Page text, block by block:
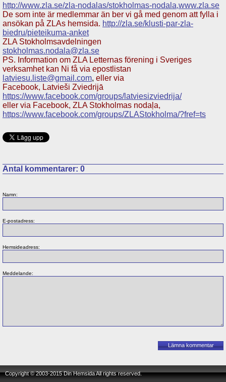
http://www.zla.se/zla-nodalas/stokholmas-nodala,www.zla.se
De som inte är medlemmar än ber vi gå med genom att fylla i
ansökan på ZLAs hemsida. http://zla.se/klusti-par-zla-
biedru/pieteikuma-anket
ZLA Stokholmsavdelningen
stokholmas.nodala@zla.se
PS. Information om ZLA Letternas förening i Sveriges
verksamhet kan Ni få via epostlistan
latviesu.liste@gmail.com, eller via
Facebook, Latvieši Zviedrijā
https://www.facebook.com/groups/latviesizviedrija/
eller via Facebook, ZLA Stokholmas nodaļa,
https://www.facebook.com/groups/ZLAStokholma/?fref=ts
Antal kommentarer: 0
Namn:
E-postadress:
Hemsideadress:
Meddelande:
Copyright © 2003-2015 Din Hemsida All rights reserved.